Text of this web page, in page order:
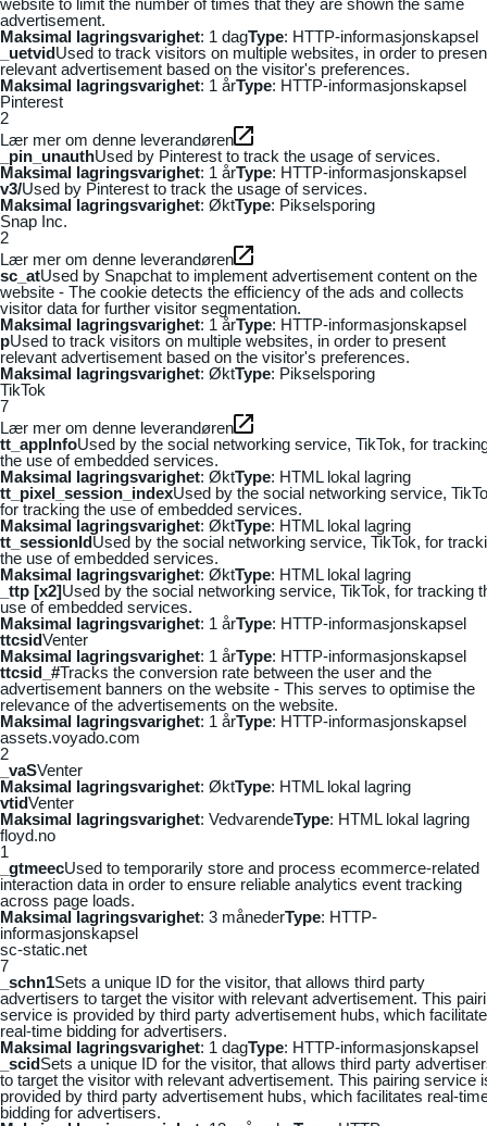
advertisement.
Maksimal lagringsvarighet: 1 dagType: HTTP-informasjonskapsel
_uetvidUsed to track visitors on multiple websites, in order to
relevant advertisement based on the visitor's preferences.
Maksimal lagringsvarighet: 1 årType: HTTP-informasjonskapsel
Pinterest
2
Lær mer om denne leverandøren
_pin_unauthUsed by Pinterest to track the usage of services.
Maksimal lagringsvarighet: 1 årType: HTTP-informasjonskapsel
v3/Used by Pinterest to track the usage of services.
Maksimal lagringsvarighet: ØktType: Pikselsporing
Snap Inc.
2
Lær mer om denne leverandøren
sc_atUsed by Snapchat to implement advertisement content on the
website - The cookie detects the efficiency of the ads and collects
visitor data for further visitor segmentation.
Maksimal lagringsvarighet: 1 årType: HTTP-informasjonskapsel
pUsed to track visitors on multiple websites, in order to present
relevant advertisement based on the visitor's preferences.
Maksimal lagringsvarighet: ØktType: Pikselsporing
TikTok
7
Lær mer om denne leverandøren
tt_appInfoUsed by the social networking service, TikTok, for
the use of embedded services.
Maksimal lagringsvarighet: ØktType: HTML lokal lagring
tt_pixel_session_indexUsed by the social networking service,
for tracking the use of embedded services.
Maksimal lagringsvarighet: ØktType: HTML lokal lagring
tt_sessionIdUsed by the social networking service, TikTok, for
the use of embedded services.
Maksimal lagringsvarighet: ØktType: HTML lokal lagring
_ttp [x2]Used by the social networking service, TikTok, for tracking
use of embedded services.
Maksimal lagringsvarighet: 1 årType: HTTP-informasjonskapsel
ttcsidVenter
Maksimal lagringsvarighet: 1 årType: HTTP-informasjonskapsel
ttcsid_#Tracks the conversion rate between the user and the
advertisement banners on the website - This serves to optimise the
relevance of the advertisements on the website.
Maksimal lagringsvarighet: 1 årType: HTTP-informasjonskapsel
assets.voyado.com
2
_vaSVenter
Maksimal lagringsvarighet: ØktType: HTML lokal lagring
vtidVenter
Maksimal lagringsvarighet: VedvarendeType: HTML lokal lagring
floyd.no
1
_gtmeecUsed to temporarily store and process ecommerce-related
interaction data in order to ensure reliable analytics event tracking
across page loads.
Maksimal lagringsvarighet: 3 månederType: HTTP-
informasjonskapsel
sc-static.net
7
_schn1Sets a unique ID for the visitor, that allows third party
advertisers to target the visitor with relevant advertisement. This
service is provided by third party advertisement hubs, which
real-time bidding for advertisers.
Maksimal lagringsvarighet: 1 dagType: HTTP-informasjonskapsel
_scidSets a unique ID for the visitor, that allows third party
to target the visitor with relevant advertisement. This pairing service
provided by third party advertisement hubs, which facilitates real-
bidding for advertisers.